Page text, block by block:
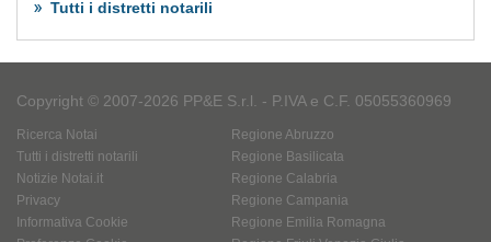
Tutti i distretti notarili
Copyright © 2007-2026 PP&E S.r.l. - P.IVA e C.F. 05055360969
Ricerca Notai
Tutti i distretti notarili
Notizie Notai.it
Privacy
Informativa Cookie
Regione Abruzzo
Regione Basilicata
Regione Calabria
Regione Campania
Regione Emilia Romagna